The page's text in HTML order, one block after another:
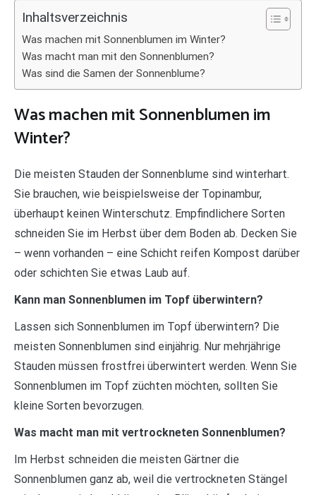
Inhaltsverzeichnis
Was machen mit Sonnenblumen im Winter?
Was macht man mit den Sonnenblumen?
Was sind die Samen der Sonnenblume?
Was machen mit Sonnenblumen im
Winter?
Die meisten Stauden der Sonnenblume sind winterhart.
Sie brauchen, wie beispielsweise der Topinambur,
überhaupt keinen Winterschutz. Empfindlichere Sorten
schneiden Sie im Herbst über dem Boden ab. Decken Sie
– wenn vorhanden – eine Schicht reifen Kompost darüber
oder schichten Sie etwas Laub auf.
Kann man Sonnenblumen im Topf überwintern?
Lassen sich Sonnenblumen im Topf überwintern? Die
meisten Sonnenblumen sind einjährig. Nur mehrjährige
Stauden müssen frostfrei überwintert werden. Wenn Sie
Sonnenblumen im Topf züchten möchten, sollten Sie
kleine Sorten bevorzugen.
Was macht man mit vertrockneten Sonnenblumen?
Im Herbst schneiden die meisten Gärtner die
Sonnenblumen ganz ab, weil die vertrockneten Stängel